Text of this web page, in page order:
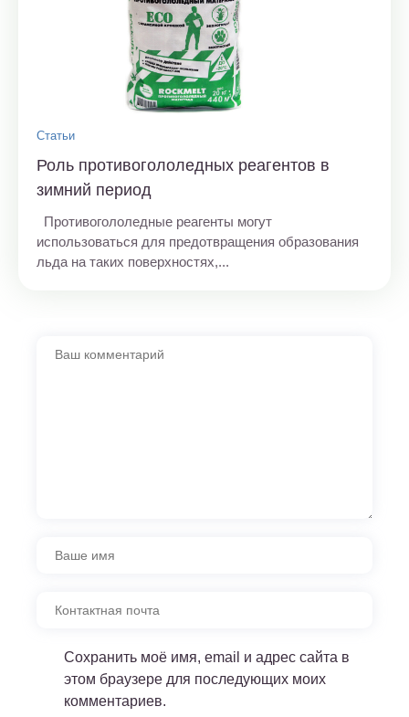
Статьи
Роль противогололедных реагентов в
зимний период
Противогололедные реагенты могут
использоваться для предотвращения образования
льда на таких поверхностях,...
Сохранить моё имя, email и адрес сайта в
этом браузере для последующих моих
комментариев.